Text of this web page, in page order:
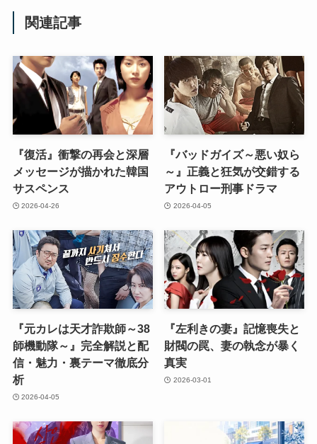
関連記事
『復活』衝撃の再会と深層
メッセージが描かれた韓国
サスペンス
2026-04-26
『バッドガイズ～悪い奴ら
～』正義と狂気が交錯する
アウトロー刑事ドラマ
2026-04-05
『元カレは天才詐欺師～38
師機動隊～』完全解説と配
信・魅力・裏テーマ徹底分
析
2026-04-05
『左利きの妻』記憶喪失と
財閥の罠、妻の執念が暴く
真実
2026-03-01